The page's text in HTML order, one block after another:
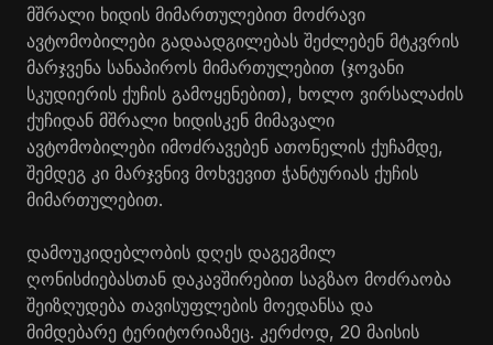
მშრალი ხიდის მიმართულებით მოძრავი
ავტომობილები გადაადგილებას შეძლებენ მტკვრის
მარჯვენა სანაპიროს მიმართულებით (ჯოვანი
სკუდიერის ქუჩის გამოყენებით), ხოლო ვირსალაძის
ქუჩიდან მშრალი ხიდისკენ მიმავალი
ავტომობილები იმოძრავებენ ათონელის ქუჩამდე,
შემდეგ კი მარჯვნივ მოხვევით ჭანტურიას ქუჩის
მიმართულებით.
დამოუკიდებლობის დღეს დაგეგმილ
ღონისძიებასთან დაკავშირებით საგზაო მოძრაობა
შეიზღუდება თავისუფლების მოედანსა და
მიმდებარე ტერიტორიაზეც. კერძოდ, 20 მაისის